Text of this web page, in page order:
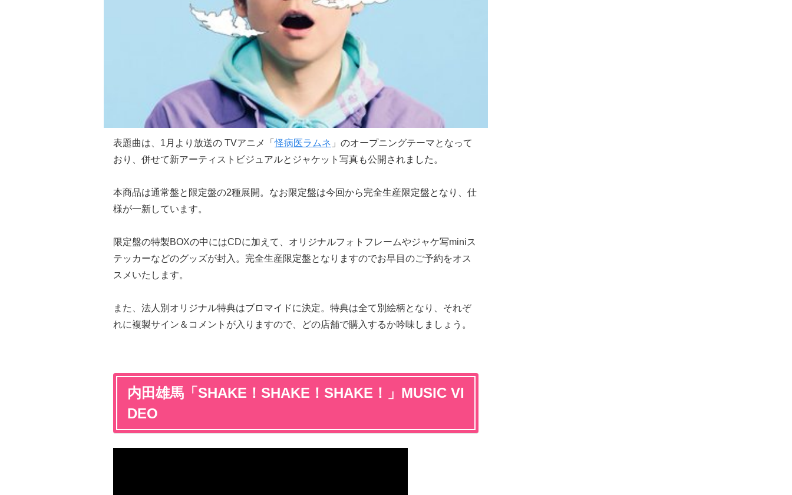
表題曲は、1月より放送の TVアニメ「怪病医ラムネ 」のオープニングテーマとなって
おり、併せて新アーティストビジュアルとジャケット写真も公開されました。
本商品は通常盤と限定盤の2種展開。なお限定盤は今回から完全生産限定盤となり、仕
様が一新しています。
限定盤の特製BOXの中にはCDに加えて、オリジナルフォトフレームやジャケ写miniス
テッカーなどのグッズが封入。完全生産限定盤となりますのでお早目のご予約をオス
スメいたします。
また、法人別オリジナル特典はブロマイドに決定。特典は全て別絵柄となり、それぞ
れに複製サイン＆コメントが入りますので、どの店舗で購入するか吟味しましょう。
内田雄馬「SHAKE！SHAKE！SHAKE！」MUSIC VI
DEO